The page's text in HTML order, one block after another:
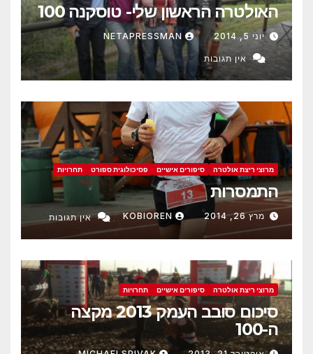
האולטרה הראשון שלי- טוסקנה 100
יוני 5, 2014 NETAPRESSMAN
אין תגובות
מרוצי ריצת אולטרה סיפורים אישיים פסיכולוגית ספורט תחרויות
התמסרות
מרץ 26, 2014 KOBIOREN אין תגובות
מרוצי ריצת אולטרה סיפורים אישיים תחרויות
סיכום סובב העמק 2013 מקצה
ה-100